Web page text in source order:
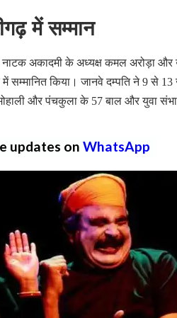
में सम्मान
अकादमी के अध्यक्ष कमल अरोड़ा और
में सम्मानित किया। जानवे दम्पति ने 9 से
और पंचकुला के 57 बाल और युवा
updates on WhatsApp